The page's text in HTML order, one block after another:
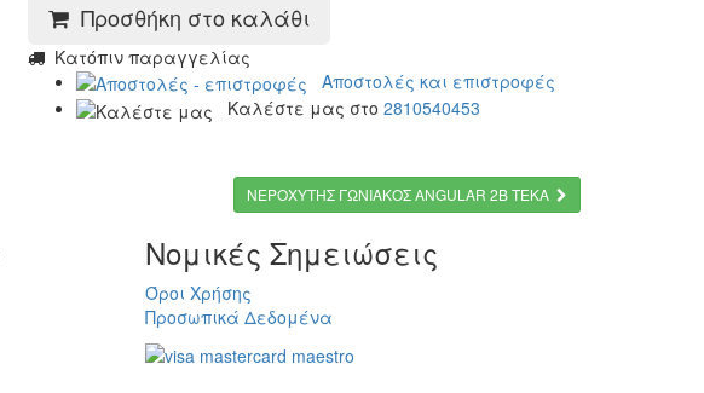
Προσθήκη στο καλάθι
Kατόπιν παραγγελίας
Αποστολές και επιστροφές
Καλέστε μας στο 2810540453
ΝΕΡΟΧΥΤΗΣ ΓΩΝΙΑΚΟΣ ANGULAR 2B ΤΕΚΑ
Νομικές Σημειώσεις
Όροι Χρήσης
Προσωπικά Δεδομένα